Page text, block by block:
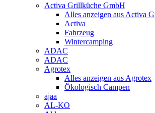
Activa Grillküche GmbH
Alles anzeigen aus Activa
Activa
Fahrzeug
Wintercamping
ADAC
ADAC
Agrotex
Alles anzeigen aus Agrotex
Ökologisch Campen
ajaa
AL-KO